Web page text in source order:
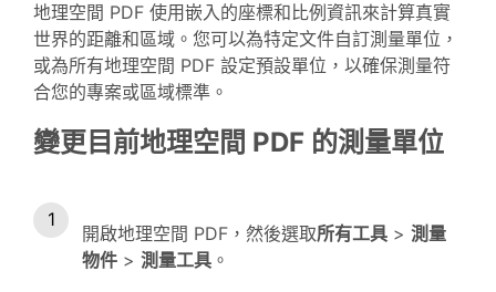
地理空間 PDF 使用嵌入的座標和比例資訊來計算真實
世界的距離和區域。您可以為特定文件自訂測量單位，
或為所有地理空間 PDF 設定預設單位，以確保測量符
合您的專案或區域標準。
變更目前地理空間 PDF 的測量單位
開啟地理空間 PDF，然後選取所有工具 > 測量
物件 > 測量工具 。